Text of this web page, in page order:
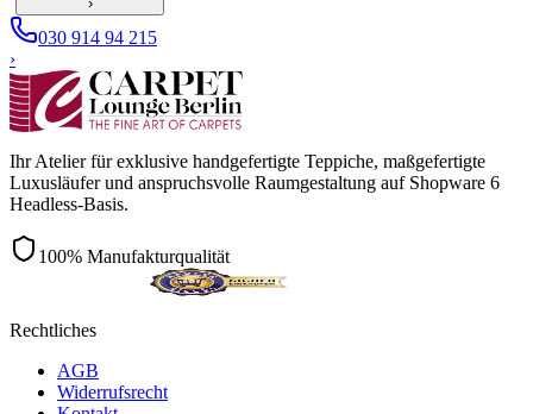
030 914 94 215
›
Ihr Atelier für exklusive handgefertigte Teppiche, maßgefertigte
Luxusläufer und anspruchsvolle Raumgestaltung auf Shopware 6
Headless-Basis.
100% Manufakturqualität
Rechtliches
AGB
Widerrufsrecht